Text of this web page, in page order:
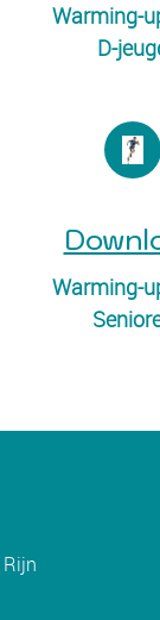
Warming-
D-
Warming-